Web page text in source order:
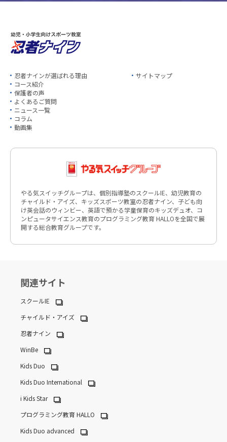
忍者ナインが選ばれる理由
コース紹介
保護者の声
よくあるご質問
ニュース一覧
コラム
動画集
サイトマップ
やる気スイッチグループは、個別指導塾のスクールIE、幼児教育の
チャイルド・アイズ、キッズスポーツ教室の忍者ナイン、子ども向
け英会話のウィンビー、英語で預かる学童保育のキッズデュオ、コ
ンピュータサイエンス教育のプログラミング教育 HALLOを全国で展
開する総合教育グループです。
関連サイト
スクールIE
チャイルド・アイズ
忍者ナイン
WinBe
Kids Duo
Kids Duo International
i Kids Star
プログラミング教育 HALLO
Kids Duo advanced